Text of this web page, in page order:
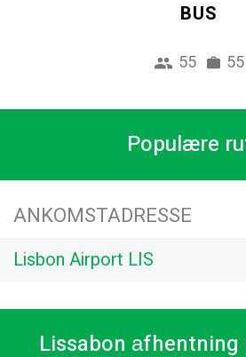
BUS
55 55
Populære
ANKOMSTADRESSE
Lisbon Airport LIS
Lissabon